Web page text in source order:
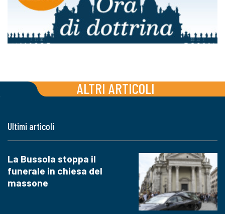
ALTRI ARTICOLI
Ultimi articoli
La Bussola stoppa il
funerale in chiesa del
massone